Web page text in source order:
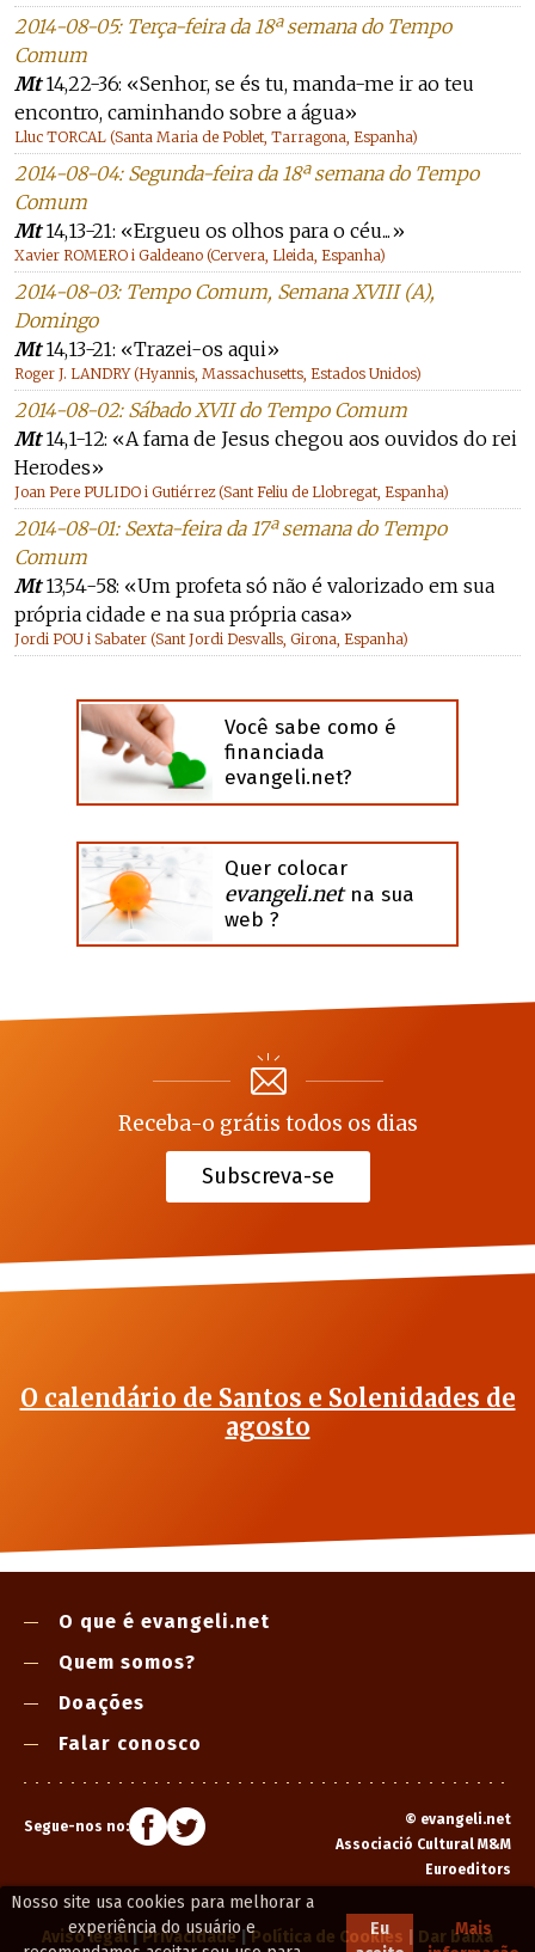
Nosso site usa cookies para melhorar a
experiência do usuário e
Eu
Mais
2014-08-05: Terça-feira da 18ª semana do Tempo
Comum
Mt14,22-36: «Senhor, se és tu, manda-me ir ao teu
encontro, caminhando sobre a água»
Lluc TORCAL (Santa Maria de Poblet, Tarragona, Espanha)
2014-08-04: Segunda-feira da 18ª semana do Tempo
Comum
Mt14,13-21: «Ergueu os olhos para o céu...»
Xavier ROMERO i Galdeano (Cervera, Lleida, Espanha)
2014-08-03: Tempo Comum, Semana XVIII (A),
Domingo
Mt14,13-21: «Trazei-os aqui»
Roger J. LANDRY (Hyannis, Massachusetts, Estados Unidos)
2014-08-02: Sábado XVII do Tempo Comum
Mt14,1-12: «A fama de Jesus chegou aos ouvidos do rei
Herodes»
Joan Pere PULIDO i Gutiérrez (Sant Feliu de Llobregat, Espanha)
2014-08-01: Sexta-feira da 17ª semana do Tempo
Comum
Mt13,54-58: «Um profeta só não é valorizado em sua
própria cidade e na sua própria casa»
Jordi POU i Sabater (Sant Jordi Desvalls, Girona, Espanha)
Você sabe como é
financiada
evangeli.net?
Quer colocar
evangeli.netna sua
web ?
Receba-o grátis todos os dias
Subscreva-se
O calendário de Santos e Solenidades de
agosto
O que é evangeli.net
Quem somos?
Doações
Falar conosco
Segue-nos no: © evangeli.net
Associació Cultural M&M
Euroeditors
Aviso legal|Privacidade|Política de Cookies Dar baixa